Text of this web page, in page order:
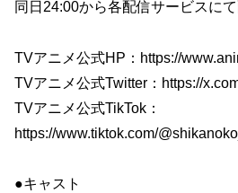
同日24:00から各配信サービスにて
TVアニメ公式HP：https://
TVアニメ公式Twitter：https://
TVアニメ公式TikTok：
https://www.tiktok.com/
●キャスト